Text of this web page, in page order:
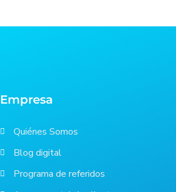
Empresa
Quiénes Somos
Blog digital
Programa de referidos